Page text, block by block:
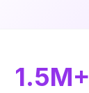
1.5M+